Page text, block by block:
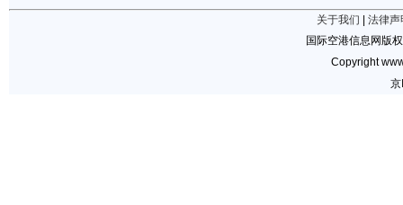
关于我们
法律声
国际空港信息网版
Copyright